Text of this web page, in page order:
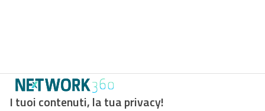
I tuoi contenuti, la tua privacy!